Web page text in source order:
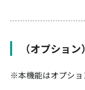
（オプショ
※本機能はオプショ